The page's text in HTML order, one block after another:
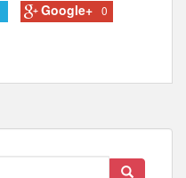
Google+ 0